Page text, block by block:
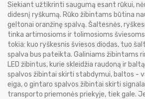
Siekiant užtikrinti saugumą esant rūkui,
didesnį ryškumą. Rūko žibintams būtina
geltonai oranžinę spalvą. Šaltesnės,
tinka artimosioms ir tolimosioms
tokia: kuo ryškesnis šviesos diodas, tuo
spalva bus pateikta. Galiniams žibintams
LED žibintus, kurie skleidžia raudoną ir
spalvos žibintai skirti stabdymui, baltos -
eiga, o gintaro spalvos žibintai skirti
transporto priemonės priekyje, tiek gale.